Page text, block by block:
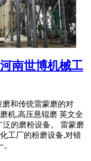
南世博机械工
磨和传统雷蒙磨的对
机,高压悬辊磨 英文全
泛的磨粉设备。 雷蒙磨
工厂的粉磨设备,对错